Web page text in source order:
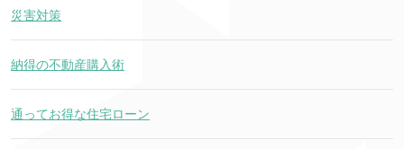
災害対策
納得の不動産購入術
通ってお得な住宅ローン